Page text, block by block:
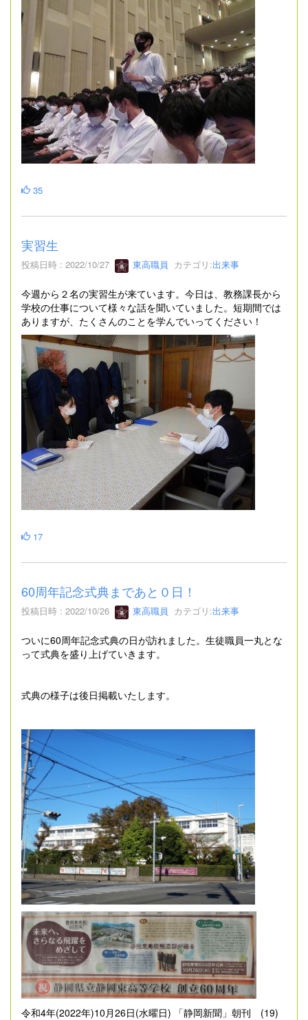
35
実習生
投稿日時 : 2022/10/27 東高職員 カテゴリ:出来事
今週から２名の実習生が来ています。今日は、教務課長から
学校の仕事について様々な話を聞いていました。短期間では
ありますが、たくさんのことを学んでいってください！
17
60周年記念式典まであと０日！
投稿日時 : 2022/10/26 東高職員 カテゴリ:出来事
ついに60周年記念式典の日が訪れました。生徒職員一丸とな
って式典を盛り上げていきます。
式典の様子は後日掲載いたします。
令和4年(2022年)10月26日(水曜日) 「静岡新聞」朝刊 (19)